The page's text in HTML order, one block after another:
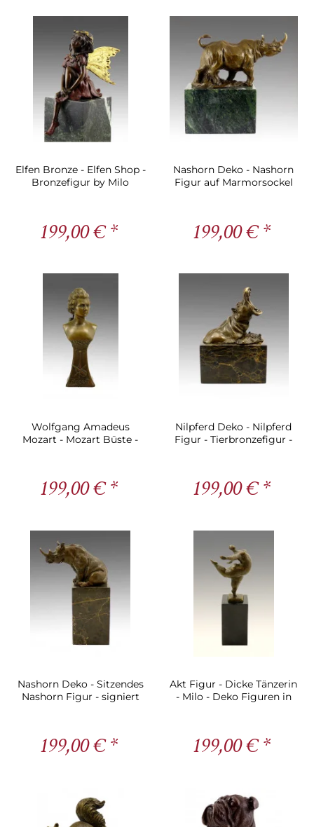
Elfen Bronze - Elfen Shop -
Bronzefigur by Milo
199,00 € *
Nashorn Deko - Nashorn
Figur auf Marmorsockel
199,00 € *
Wolfgang Amadeus
Mozart - Mozart Büste -
199,00 € *
Nilpferd Deko - Nilpferd
Figur - Tierbronzefigur -
199,00 € *
Nashorn Deko - Sitzendes
Nashorn Figur - signiert
199,00 € *
Akt Figur - Dicke Tänzerin
- Milo - Deko Figuren in
199,00 € *